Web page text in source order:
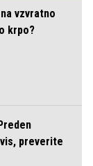
vzvratno
krpo?
preverite